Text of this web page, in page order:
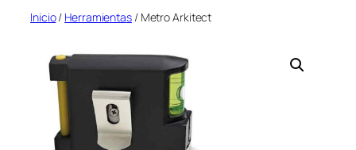
Inicio/ Herramientas/ Metro Arkitect